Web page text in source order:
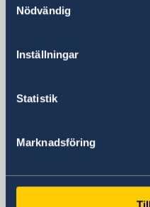
Nödvändig
Inställningar
Statistik
Marknadsföring
LT-01128 Vilnius
+370 5 268 50 10
+370 5 268 50 30